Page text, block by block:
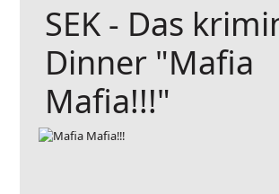
SEK - Das
Dinner "Mafia
Mafia!!!"